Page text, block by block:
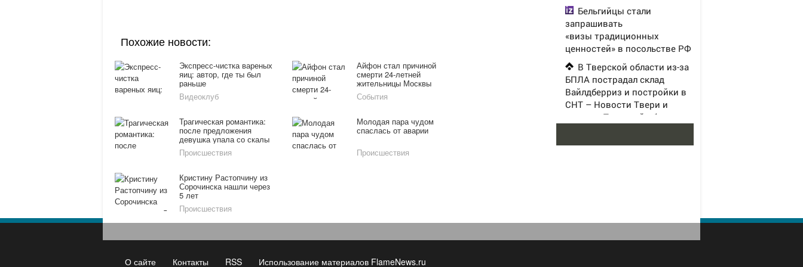
Похожие новости:
Экспресс-чистка вареных
яиц: автор, где ты был
раньше
Видеоклуб
Айфон стал причиной
смерти 24-летней
жительницы Москвы
События
Трагическая романтика:
после предложения
девушка упала со скалы
Происшествия
Молодая пара чудом
спаслась от аварии
Происшествия
Кристину Растопчину из
Сорочинска нашли через
5 лет
Происшествия
Бельгийцы стали
запрашивать
«визы традиционных
ценностей» в посольстве РФ
В Тверской области из-за
БПЛА пострадал склад
Вайлдберриз и постройки в
СНТ – Новости Твери и
городов Тверской области
О сайте Контакты RSS Использование материалов FlameNews.ru